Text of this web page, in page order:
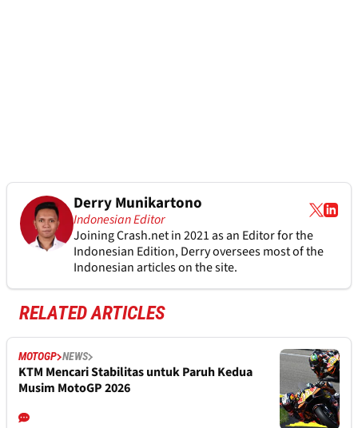
Derry Munikartono
Indonesian Editor
Joining Crash.net in 2021 as an Editor for the
Indonesian Edition, Derry oversees most of the
Indonesian articles on the site.
RELATED ARTICLES
MOTOGP NEWS
KTM Mencari Stabilitas untuk Paruh Kedua
Musim MotoGP 2026